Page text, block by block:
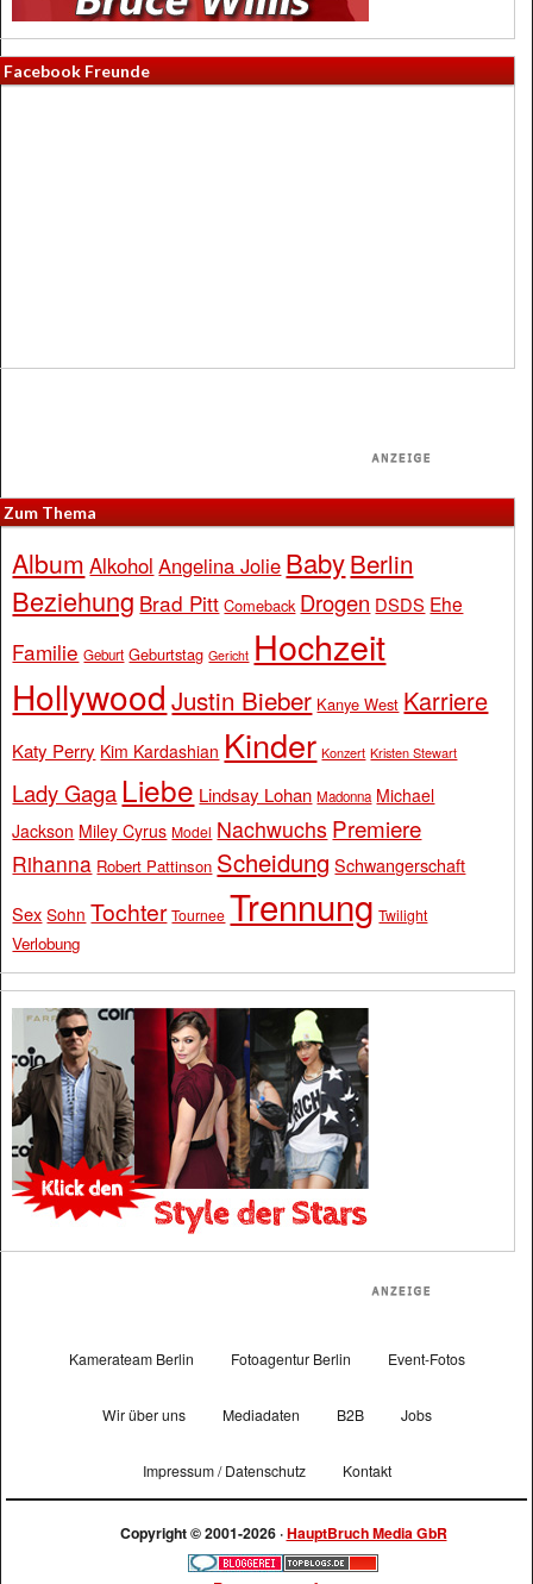
Facebook Freunde
Zum Thema
Album Alkohol Angelina Jolie BabyBerlin
Beziehung Brad Pitt Comeback Drogen DSDS Ehe
Familie Geburt Geburtstag Gericht Hochzeit
Hollywood Justin Bieber Kanye West Karriere
Katy Perry Kim Kardashian Kinder Konzert Kristen Stewart
Lady Gaga Liebe Lindsay Lohan Madonna Michael
Jackson Miley Cyrus Model Nachwuchs Premiere
Rihanna Robert Pattinson Scheidung Schwangerschaft
Sex Sohn Tochter Tournee Trennung Twilight
Verlobung
Kamerateam Berlin Fotoagentur Berlin Event-Fotos
Wir über uns Mediadaten B2B Jobs
Impressum / Datenschutz Kontakt
Copyright © 2001-2026 ·HauptBruch Media GbR